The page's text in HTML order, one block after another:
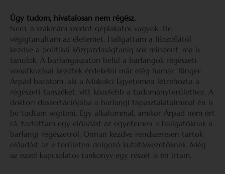
Úgy tudom, hivatalosan nem régész.
Nem, a szakmám szerint géplakatos vagyok. De
végigtanultam az életemet. Hallgattam a filozófiától
kezdve a politikai közgazdaságtanig sok mindent, ma is
tanulok. A barlangászaton belül a barlangok régészeti
vonatkozásai kezdtek érdekelni már elég hamar. Ringer
Árpád barátom, aki a Miskolci Egyetemen létrehozta a
régészeti tanszéket, vitt közelebb a tudományterülethez. A
doktori disszertációjába a barlangi tapasztalataimmal én is
be tudtam segíteni. Egy alkalommal, amikor Árpád nem ért
rá, tartottam egy előadást az egyetemen a hallgatóknak a
barlangi régészetről. Onnan kezdve rendszeresen tartok
előadást az e területen dolgozó kutatásvezetőknek. Még
az ezzel kapcsolatos tankönyv egy részét is én írtam.